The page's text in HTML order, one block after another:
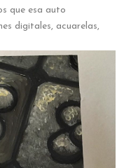
que esa auto
digitales, acuarelas,